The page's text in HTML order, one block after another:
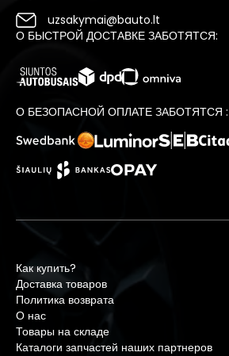
uzsakymai@bauto.lt
О БЫСТРОЙ ДОСТАВКЕ ЗАБОТЯТСЯ:
О БЕЗОПАСНОЙ ОПЛАТЕ ЗАБОТЯТСЯ :
Как купить?
Доставка товаров
Политика возврата
О нас
Товары на складе
Каталоги запчастей наших партнеров